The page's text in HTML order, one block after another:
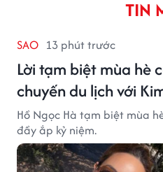
TIN
SAO 13 phút trước
Lời tạm biệt mùa hè
chuyến du lịch với
Hồ Ngọc Hà tạm biệt mùa
đầy ắp kỷ niệm.